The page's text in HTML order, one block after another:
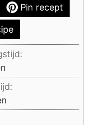
Pin recept